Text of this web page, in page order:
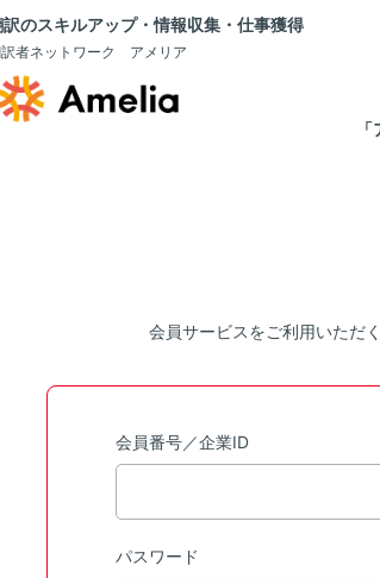
訳のスキルアップ・情報収集・仕事獲得
者ネットワーク アメリア
会員サービスをご利用いただ
会員番号／企業ID
パスワード